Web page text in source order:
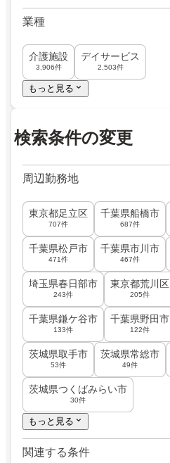
業種
介護施設
3,906件
デイサービス
2,503件
もっと見る
検索条件の変更
周辺勤務地
東京都足立区
707件
千葉県船橋市
687件
千葉県松戸市
471件
千葉県市川市
467件
埼玉県春日部市
243件
東京都荒川区
205件
千葉県鎌ケ谷市
133件
千葉県野田市
122件
茨城県取手市
53件
茨城県常総市
49件
茨城県つくばみらい市
30件
もっと見る
関連する条件